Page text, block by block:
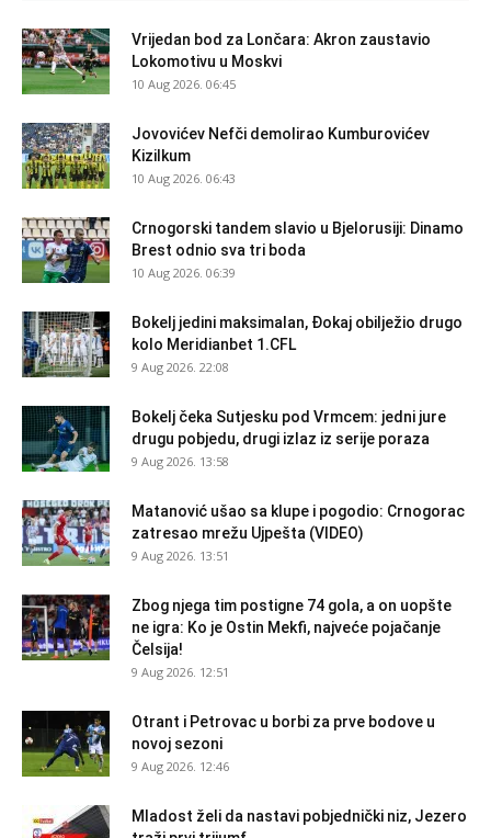
Vrijedan bod za Lončara: Akron zaustavio
Lokomotivu u Moskvi
10 Aug 2026. 06:45
Jovovićev Nefči demolirao Kumburovićev
Kizilkum
10 Aug 2026. 06:43
Crnogorski tandem slavio u Bjelorusiji: Dinamo
Brest odnio sva tri boda
10 Aug 2026. 06:39
Bokelj jedini maksimalan, Đokaj obilježio drugo
kolo Meridianbet 1.CFL
9 Aug 2026. 22:08
Bokelj čeka Sutjesku pod Vrmcem: jedni jure
drugu pobjedu, drugi izlaz iz serije poraza
9 Aug 2026. 13:58
Matanović ušao sa klupe i pogodio: Crnogorac
zatresao mrežu Ujpešta (VIDEO)
9 Aug 2026. 13:51
Zbog njega tim postigne 74 gola, a on uopšte
ne igra: Ko je Ostin Mekfi, najveće pojačanje
Čelsija!
9 Aug 2026. 12:51
Otrant i Petrovac u borbi za prve bodove u
novoj sezoni
9 Aug 2026. 12:46
Mladost želi da nastavi pobjednički niz, Jezero